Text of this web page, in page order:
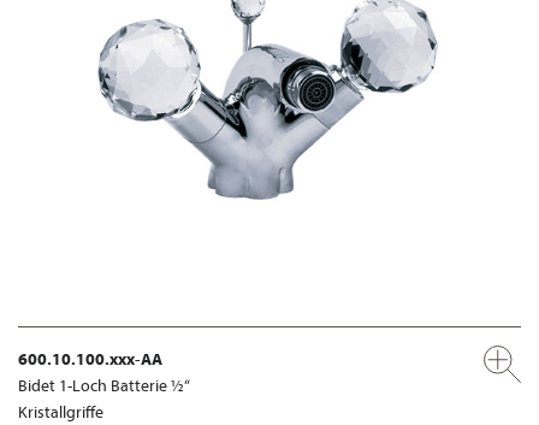
600.10.100.xxx-AA
Bidet 1-Loch Batterie ½“
Kristallgriffe